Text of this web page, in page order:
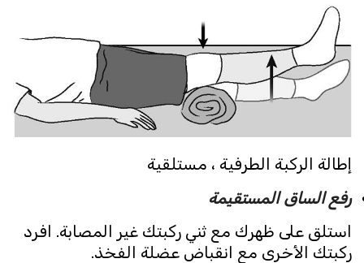
إطالة الركبة الطرفية ، مستلقية
رفع الساق المستقيمة
استلق على ظهرك مع ثني ركبتك غير المصابة. افرد
ركبتك الأخرى مع انقباض عضلة الفخذ.